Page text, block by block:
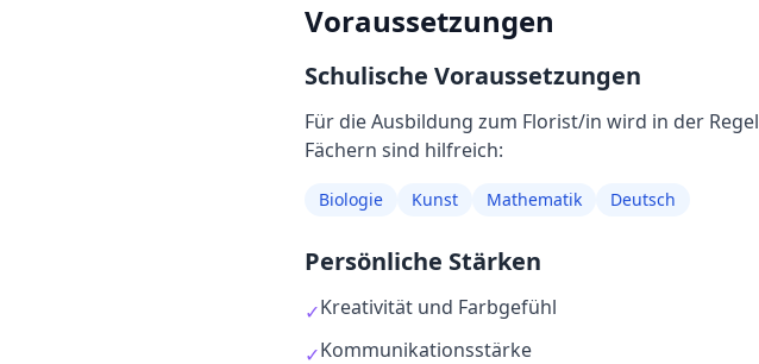
Voraussetzungen
Schulische Voraussetzungen
Für die Ausbildung zum Florist/in wird in der Regel
Fächern sind hilfreich:
Biologie Kunst Mathematik Deutsch
Persönliche Stärken
✓Kreativität und Farbgefühl
✓Kommunikationsstärke